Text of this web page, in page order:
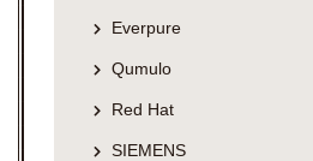
Everpure
Qumulo
Red Hat
SIEMENS